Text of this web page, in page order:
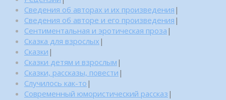
Сведения об авторах и их произведения |
Сведения об авторе и его произведения |
Сентиментальная и эротическая проза |
Сказка для взрослых |
Сказки |
Сказки детям и взрослым |
Сказки, рассказы, повести |
Случилось как-то |
Современный юмористический рассказ |